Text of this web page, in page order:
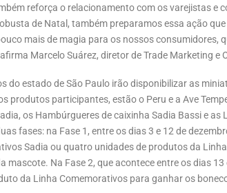
reforça o relacionamento com os varejistas e
de Natal, também preparamos essa ação
mais de magia para os nossos consumidores,
Marcelo Suárez, diretor de Trade Marketing e
do estado de São Paulo irão disponibilizar as
produtos participantes, estão o Peru e a Ave
os Hambúrgueres de caixinha Sadia Bassi e as
fases: na Fase 1, entre os dias 3 e 12 de
Sadia ou quatro unidades de produtos da
mascote. Na Fase 2, que acontece entre os dias 13
da Linha Comemorativos para ganhar os